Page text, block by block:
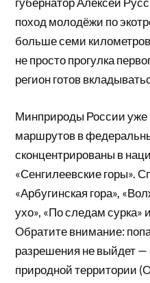
поход молодёжи по
больше семи
не просто прогулка
регион готов
Минприроды России уже
маршрутов в
сконцентрированы в
«Сенгилеевские горы».
«Арбугинская гора»,
ухо», «По следам сурка»
Обратите внимание:
разрешения не выйдет —
природной территории